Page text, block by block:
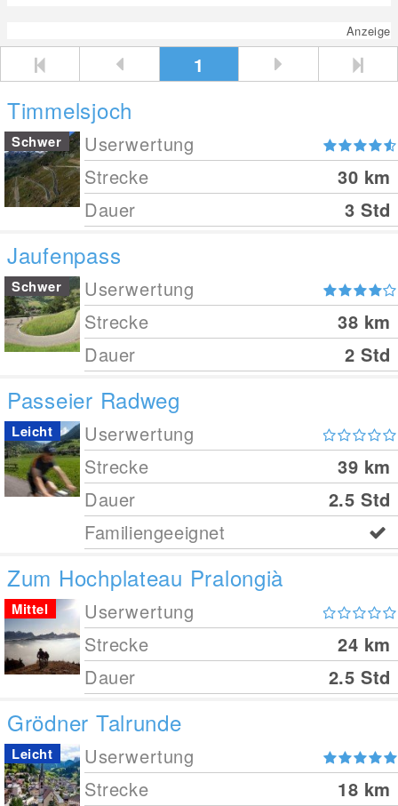
Anzeige
1
Timmelsjoch
Userwertung
Schwer
Strecke 30 km
Dauer
3 Std
Jaufenpass
Userwertung
Schwer
Strecke 38 km
Dauer
2 Std
Passeier Radweg
Userwertung
Leicht
Strecke 39 km
Dauer
2.5 Std
Familiengeeignet
Zum Hochplateau Pralongià
Userwertung
Mittel
Strecke 24 km
Dauer
2.5 Std
Grödner Talrunde
Userwertung
Leicht
Strecke 18 km